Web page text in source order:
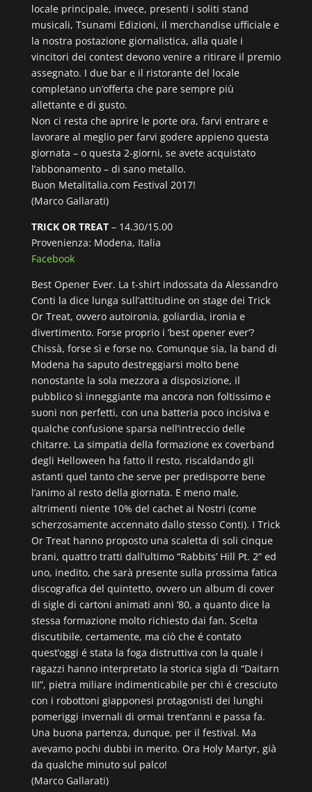
locale principale, invece, presenti i soliti stand
musicali, Tsunami Edizioni, il merchandise ufficiale e
la nostra postazione giornalistica, alla quale i
vincitori dei contest devono venire a ritirare il premio
assegnato. I due bar e il ristorante del locale
completano un’offerta che pare sempre più
allettante e di gusto.
Non ci resta che aprire le porte ora, farvi entrare e
lavorare al meglio per farvi godere appieno questa
giornata – o questa 2-giorni, se avete acquistato
l’abbonamento – di sano metallo.
Buon Metalitalia.com Festival 2017!
(Marco Gallarati)
TRICK OR TREAT– 14.30/15.00
Provenienza: Modena, Italia
Facebook
Best Opener Ever. La t-shirt indossata da Alessandro
Conti la dice lunga sull’attitudine on stage dei Trick
Or Treat, ovvero autoironia, goliardia, ironia e
divertimento. Forse proprio i ‘best opener ever’?
Chissà, forse sì e forse no. Comunque sia, la band di
Modena ha saputo destreggiarsi molto bene
nonostante la sola mezzora a disposizione, il
pubblico sì inneggiante ma ancora non foltissimo e
suoni non perfetti, con una batteria poco incisiva e
qualche confusione sparsa nell’intreccio delle
chitarre. La simpatia della formazione ex coverband
degli Helloween ha fatto il resto, riscaldando gli
astanti quel tanto che serve per predisporre bene
l’animo al resto della giornata. E meno male,
altrimenti niente 10% del cachet ai Nostri (come
scherzosamente accennato dallo stesso Conti). I Trick
Or Treat hanno proposto una scaletta di soli cinque
brani, quattro tratti dall’ultimo “Rabbits’ Hill Pt. 2” ed
uno, inedito, che sarà presente sulla prossima fatica
discografica del quintetto, ovvero un album di cover
di sigle di cartoni animati anni ’80, a quanto dice la
stessa formazione molto richiesto dai fan. Scelta
discutibile, certamente, ma ciò che é contato
quest’oggi é stata la foga distruttiva con la quale i
ragazzi hanno interpretato la storica sigla di “Daitarn
III”, pietra miliare indimenticabile per chi é cresciuto
con i robottoni giapponesi protagonisti dei lunghi
pomeriggi invernali di ormai trent’anni e passa fa.
Una buona partenza, dunque, per il festival. Ma
avevamo pochi dubbi in merito. Ora Holy Martyr, già
da qualche minuto sul palco!
(Marco Gallarati)